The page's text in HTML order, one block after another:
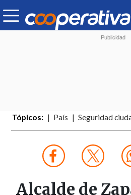
Tópicos: País Seguridad
Alcalde de